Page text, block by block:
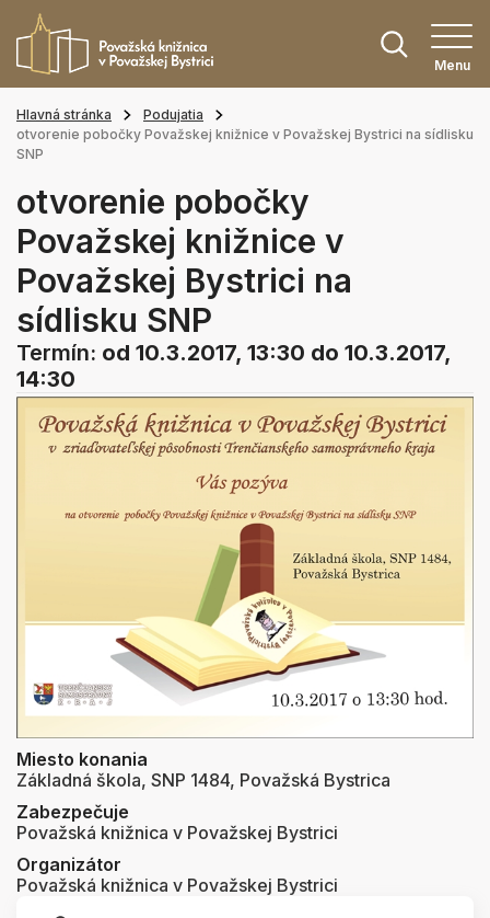
Menu
Hlavná stránka
Podujatia
otvorenie pobočky Považskej knižnice v Považskej Bystrici na sídlisku
SNP
otvorenie pobočky
Považskej knižnice v
Považskej Bystrici na
sídlisku SNP
Termín: od 10.3.2017, 13:30 do 10.3.2017,
14:30
Miesto konania
Základná škola, SNP 1484, Považská Bystrica
Zabezpečuje
Považská knižnica v Považskej Bystrici
Organizátor
Považská knižnica v Považskej Bystrici